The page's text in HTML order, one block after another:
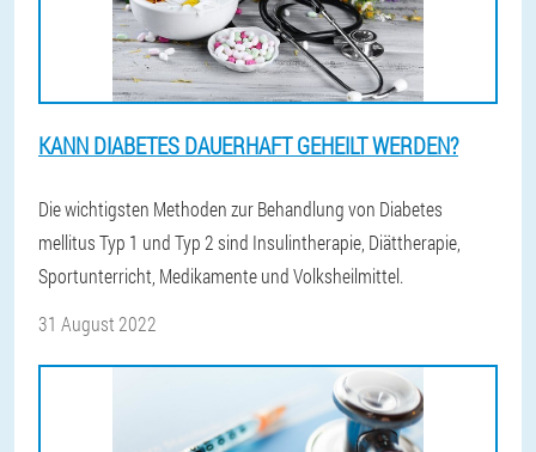
KANN DIABETES DAUERHAFT GEHEILT WERDEN?
Die wichtigsten Methoden zur Behandlung von Diabetes
mellitus Typ 1 und Typ 2 sind Insulintherapie, Diättherapie,
Sportunterricht, Medikamente und Volksheilmittel.
31 August 2022